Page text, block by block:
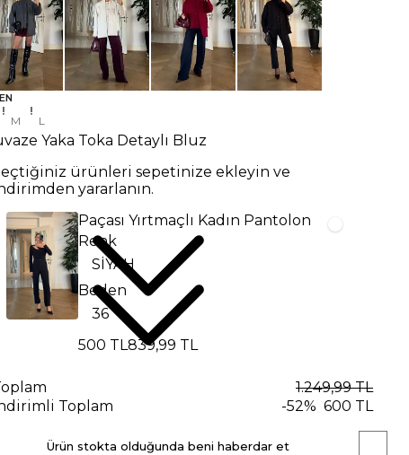
M L
Yaka Toka Detaylı Bluz
ürünleri sepetinize ekleyin ve
yararlanın.
Paçası Yırtmaçlı Kadın Pantolon
Renk
Beden
500 TL839,99 TL
1.249,99 TL
Toplam
-52% 600 TL
Ürün stokta olduğunda beni haberdar et